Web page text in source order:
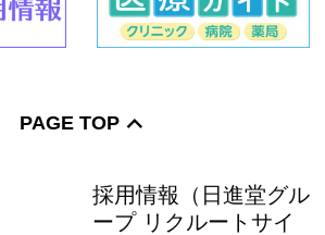
PAGE TOP
採用情報（日進堂グル
ープ リクルートサイ